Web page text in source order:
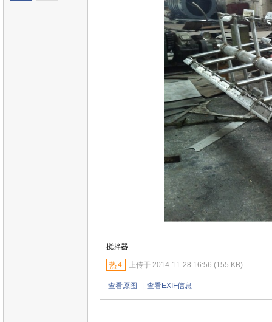
搅拌器
热4 上传于 2014-11-28 16:56 (155 KB)
查看原图 | 查看EXIF信息